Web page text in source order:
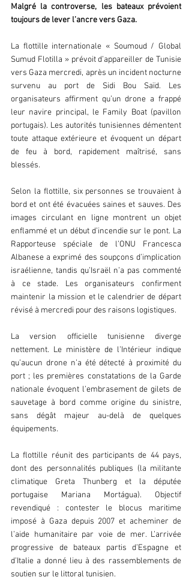
Malgré la controverse, les bateaux prévoient
toujours de lever l’ancre vers Gaza.
La flottille internationale « Soumoud / Global
Sumud Flotilla » prévoit d’appareiller de Tunisie
vers Gaza mercredi, après un incident nocturne
survenu au port de Sidi Bou Saïd. Les
organisateurs affirment qu’un drone a frappé
leur navire principal, le Family Boat (pavillon
portugais). Les autorités tunisiennes démentent
toute attaque extérieure et évoquent un départ
de feu à bord, rapidement maîtrisé, sans
blessés.
Selon la flottille, six personnes se trouvaient à
bord et ont été évacuées saines et sauves. Des
images circulant en ligne montrent un objet
enflammé et un début d’incendie sur le pont. La
Rapporteuse spéciale de l’ONU Francesca
Albanese a exprimé des soupçons d’implication
israélienne, tandis qu’Israël n’a pas commenté
à ce stade. Les organisateurs confirment
maintenir la mission et le calendrier de départ
révisé à mercredi pour des raisons logistiques.
La version officielle tunisienne diverge
nettement. Le ministère de l’Intérieur indique
qu’aucun drone n’a été détecté à proximité du
port ; les premières constatations de la Garde
nationale évoquent l’embrasement de gilets de
sauvetage à bord comme origine du sinistre,
sans dégât majeur au-delà de quelques
équipements.
La flottille réunit des participants de 44 pays,
dont des personnalités publiques (la militante
climatique Greta Thunberg et la députée
portugaise Mariana Mortágua). Objectif
revendiqué : contester le blocus maritime
imposé à Gaza depuis 2007 et acheminer de
l’aide humanitaire par voie de mer. L’arrivée
progressive de bateaux partis d’Espagne et
d’Italie a donné lieu à des rassemblements de
soutien sur le littoral tunisien.